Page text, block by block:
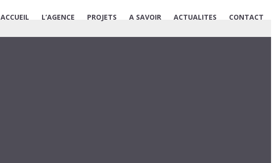
ACCUEIL L’AGENCE PROJETS A SAVOIR ACTUALITES CONTACT